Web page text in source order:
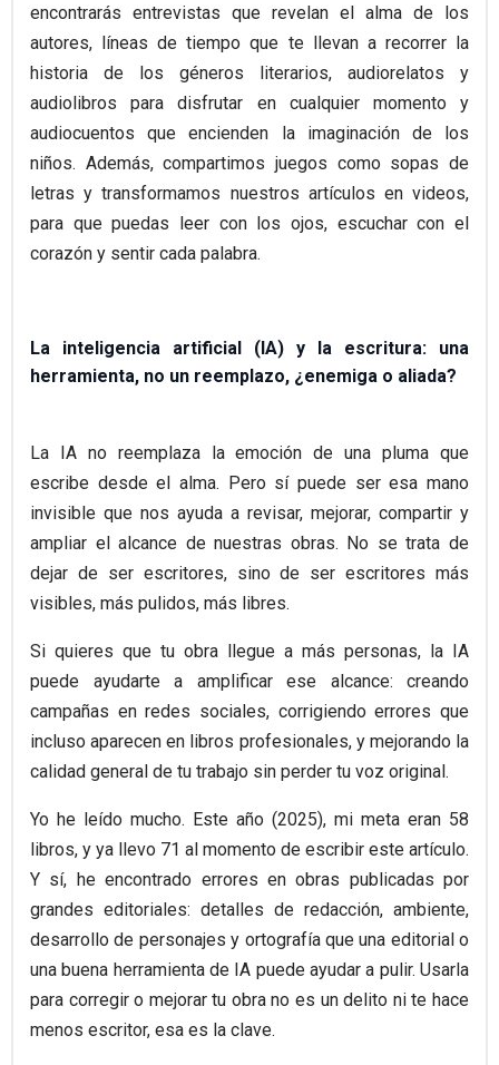
encontrarás entrevistas que revelan el alma de los
autores, líneas de tiempo que te llevan a recorrer la
historia de los géneros literarios, audiorelatos y
audiolibros para disfrutar en cualquier momento y
audiocuentos que encienden la imaginación de los
niños. Además, compartimos juegos como sopas de
letras y transformamos nuestros artículos en videos,
para que puedas leer con los ojos, escuchar con el
corazón y sentir cada palabra.
La inteligencia artificial (IA) y la escritura: una
herramienta, no un reemplazo, ¿enemiga o aliada?
La IA no reemplaza la emoción de una pluma que
escribe desde el alma. Pero sí puede ser esa mano
invisible que nos ayuda a revisar, mejorar, compartir y
ampliar el alcance de nuestras obras. No se trata de
dejar de ser escritores, sino de ser escritores más
visibles, más pulidos, más libres.
Si quieres que tu obra llegue a más personas, la IA
puede ayudarte a amplificar ese alcance: creando
campañas en redes sociales, corrigiendo errores que
incluso aparecen en libros profesionales, y mejorando la
calidad general de tu trabajo sin perder tu voz original.
Yo he leído mucho. Este año (2025), mi meta eran 58
libros, y ya llevo 71 al momento de escribir este artículo.
Y sí, he encontrado errores en obras publicadas por
grandes editoriales: detalles de redacción, ambiente,
desarrollo de personajes y ortografía que una editorial o
una buena herramienta de IA puede ayudar a pulir. Usarla
para corregir o mejorar tu obra no es un delito ni te hace
menos escritor, esa es la clave.